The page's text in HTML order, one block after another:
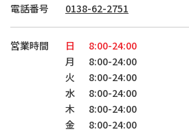
電話番号 0138-62-2751
営業時間 日
8:00-24:00
月
8:00-24:00
火
8:00-24:00
水
8:00-24:00
木
8:00-24:00
金
8:00-24:00